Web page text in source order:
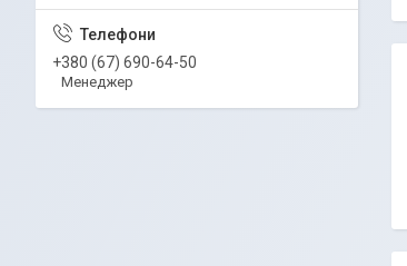
+380 (67) 690-64-50
Менеджер